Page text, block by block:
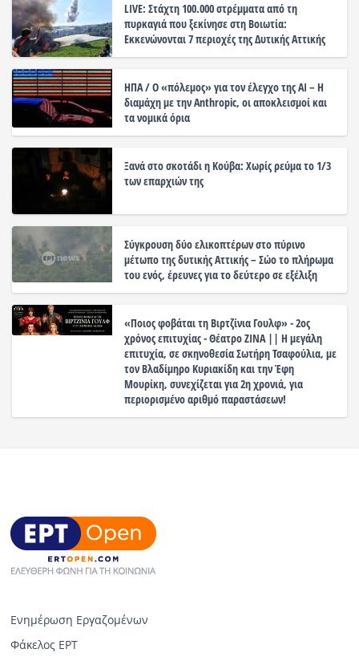
LIVE: Στάχτη 100.000 στρέμματα από τη
πυρκαγιά που ξεκίνησε στη Βοιωτία:
Εκκενώνονται 7 περιοχές της Δυτικής Αττικής
ΗΠΑ / Ο «πόλεμος» για τον έλεγχο της ΑΙ – Η
διαμάχη με την Anthropic, οι αποκλεισμοί και
τα νομικά όρια
Ξανά στο σκοτάδι η Κούβα: Χωρίς ρεύμα το 1/3
των επαρχιών της
Σύγκρουση δύο ελικοπτέρων στο πύρινο
μέτωπο της δυτικής Αττικής – Σώο το πλήρωμα
του ενός, έρευνες για το δεύτερο σε εξέλιξη
«Ποιος φοβάται τη Βιρτζίνια Γουλφ» - 2ος
χρόνος επιτυχίας - Θέατρο ΖΙΝΑ || Η μεγάλη
επιτυχία, σε σκηνοθεσία Σωτήρη Τσαφούλια, με
τον Βλαδίμηρο Κυριακίδη και την Έφη
Μουρίκη, συνεχίζεται για 2η χρονιά, για
περιορισμένο αριθμό παραστάσεων!
Ενημέρωση Εργαζομένων
Φάκελος ΕΡΤ